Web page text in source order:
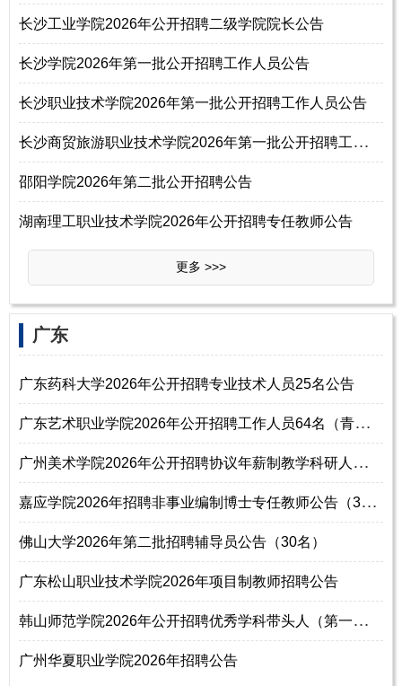
长沙工业学院2026年公开招聘二级学院院长公告
长沙学院2026年第一批公开招聘工作人员公告
长沙职业技术学院2026年第一批公开招聘工作人员公告
长
沙商贸旅游职业技术学院2026年第一批公开招聘工作人员公告
邵阳学院2026年第二批公开招聘公告
湖南理工职业技术学院2026年公开招聘专任教师公告
更多 >>>
广东
广东药科大学2026年公开招聘专业技术人员25名公告
广
东艺术职业学院2026年公开招聘工作人员64名（青年博士及骨干教师）公告
广
州美术学院2026年公开招聘协议年薪制教学科研人员44名公告(第一批)
嘉
应学院2026年招聘非事业编制博士专任教师公告（30名）
佛山大学2026年第二批招聘辅导员公告（30名）
广东松山职业技术学院2026年项目制教师招聘公告
韩
山师范学院2026年公开招聘优秀学科带头人（第一批）公告
广州华夏职业学院2026年招聘公告